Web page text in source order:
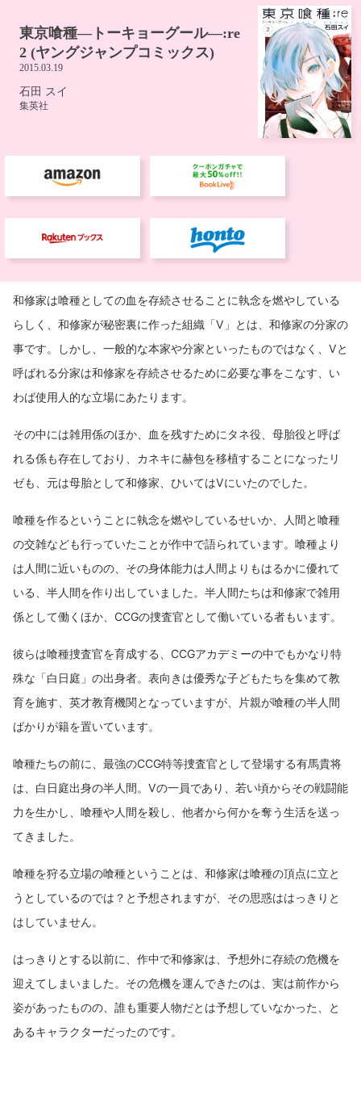
和修家は喰種としての血を存続させることに執念を燃やしている
らしく、和修家が秘密裏に作った組織「V」とは、和修家の分家の
事です。しかし、一般的な本家や分家といったものではなく、Vと
呼ばれる分家は和修家を存続させるために必要な事をこなす、い
わば使用人的な立場にあたります。
その中には雑用係のほか、血を残すためにタネ役、母胎役と呼ば
れる係も存在しており、カネキに赫包を移植することになったリ
ゼも、元は母胎として和修家、ひいてはVにいたのでした。
喰種を作るということに執念を燃やしているせいか、人間と喰種
の交雑なども行っていたことが作中で語られています。喰種より
は人間に近いものの、その身体能力は人間よりもはるかに優れて
いる、半人間を作り出していました。半人間たちは和修家で雑用
係として働くほか、CCGの捜査官として働いている者もいます。
彼らは喰種捜査官を育成する、CCGアカデミーの中でもかなり特
殊な「白日庭」の出身者。表向きは優秀な子どもたちを集めて教
育を施す、英才教育機関となっていますが、片親が喰種の半人間
ばかりが籍を置いています。
喰種たちの前に、最強のCCG特等捜査官として登場する有馬貴将
は、白日庭出身の半人間。Vの一員であり、若い頃からその戦闘能
力を生かし、喰種や人間を殺し、他者から何かを奪う生活を送っ
てきました。
喰種を狩る立場の喰種ということは、和修家は喰種の頂点に立と
うとしているのでは？と予想されますが、その思惑ははっきりと
はしていません。
はっきりとする以前に、作中で和修家は、予想外に存続の危機を
迎えてしまいました。その危機を運んできたのは、実は前作から
姿があったものの、誰も重要人物だとは予想していなかった、と
あるキャラクターだったのです。